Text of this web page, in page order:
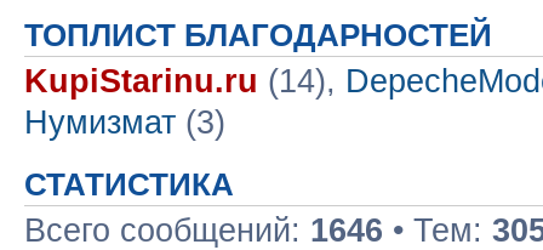
ТОПЛИСТ БЛАГОДАРНОСТЕЙ
KupiStarinu.ru (14),
Нумизмат (3)
СТАТИСТИКА
Всего сообщений: 1646 • Тем: